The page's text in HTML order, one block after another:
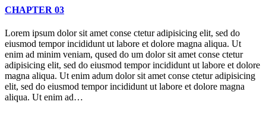
CHAPTER 03
Lorem ipsum dolor sit amet conse ctetur adipisicing elit, sed do
eiusmod tempor incididunt ut labore et dolore magna aliqua. Ut
enim ad minim veniam, qused do um dolor sit amet conse ctetur
adipisicing elit, sed do eiusmod tempor incididunt ut labore et dolore
magna aliqua. Ut enim adum dolor sit amet conse ctetur adipisicing
elit, sed do eiusmod tempor incididunt ut labore et dolore magna
aliqua. Ut enim ad…